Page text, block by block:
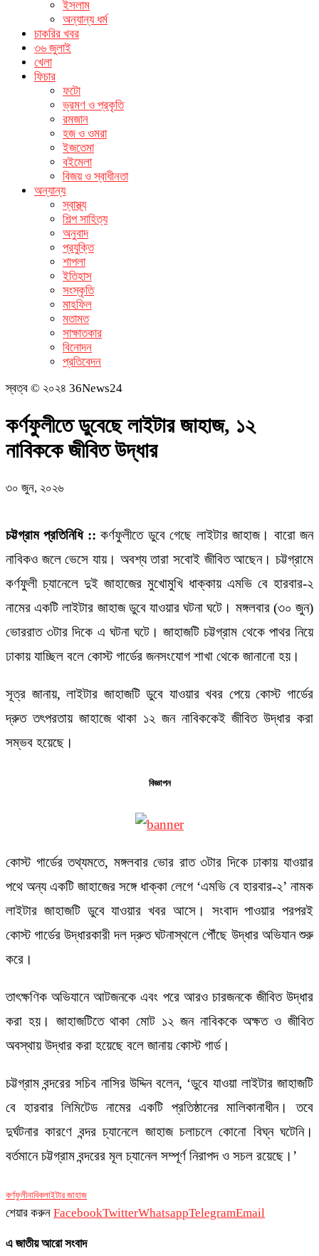
ইসলাম
অন্যান্য ধর্ম
চাকরির খবর
৩৬ জুলাই
খেলা
ফিচার
ফটো
ভ্রমণ ও প্রকৃতি
রমজান
হজ ও ওমরা
ইজতেমা
বইমেলা
বিজয় ও স্বাধীনতা
অন্যান্য
স্বাস্থ্য
শিল্প সাহিত্য
অনুবাদ
প্রযুক্তি
শাপলা
ইতিহাস
সংস্কৃতি
মাহফিল
মতামত
সাক্ষাতকার
বিনোদন
প্রতিবেদন
স্বত্ব © ২০২৪ 36News24
কর্ণফুলীতে ডুবেছে লাইটার জাহাজ, ১২
নাবিককে জীবিত উদ্ধার
৩০ জুন, ২০২৬
চট্টগ্রাম প্রতিনিধি :: কর্ণফুলীতে ডুবে গেছে লাইটার জাহাজ। বারো জন
নাবিকও জলে ভেসে যায়। অবশ্য তারা সবােই জীবিত আছেন। চট্টগ্রামে
কর্ণফুলী চ্যানেলে দুই জাহাজের মুখোমুখি ধাক্কায় এমভি বে হারবার-২
নামের একটি লাইটার জাহাজ ডুবে যাওয়ার ঘটনা ঘটে। মঙ্গলবার (৩০ জুন)
ভোররাত ৩টার দিকে এ ঘটনা ঘটে। জাহাজটি চট্টগ্রাম থেকে পাথর নিয়ে
ঢাকায় যাচ্ছিল বলে কোস্ট গার্ডের জনসংযোগ শাখা থেকে জানানো হয়।
সূত্র জানায়, লাইটার জাহাজটি ডুবে যাওয়ার খবর পেয়ে কোস্ট গার্ডের
দ্রুত তৎপরতায় জাহাজে থাকা ১২ জন নাবিককেই জীবিত উদ্ধার করা
সম্ভব হয়েছে।
বিজ্ঞাপন
কোস্ট গার্ডের তথ্যমতে, মঙ্গলবার ভোর রাত ৩টার দিকে ঢাকায় যাওয়ার
পথে অন্য একটি জাহাজের সঙ্গে ধাক্কা লেগে ‘এমভি বে হারবার-২’ নামক
লাইটার জাহাজটি ডুবে যাওয়ার খবর আসে। সংবাদ পাওয়ার পরপরই
কোস্ট গার্ডের উদ্ধারকারী দল দ্রুত ঘটনাস্থলে পৌঁছে উদ্ধার অভিযান শুরু
করে।
তাৎক্ষণিক অভিযানে আটজনকে এবং পরে আরও চারজনকে জীবিত উদ্ধার
করা হয়। জাহাজটিতে থাকা মোট ১২ জন নাবিককে অক্ষত ও জীবিত
অবস্থায় উদ্ধার করা হয়েছে বলে জানায় কোস্ট গার্ড।
চট্টগ্রাম বন্দরের সচিব নাসির উদ্দিন বলেন, ‘ডুবে যাওয়া লাইটার জাহাজটি
বে হারবার লিমিটেড নামের একটি প্রতিষ্ঠানের মালিকানাধীন। তবে
দুর্ঘটনার কারণে বন্দর চ্যানেলে জাহাজ চলাচলে কোনো বিঘ্ন ঘটেনি।
বর্তমানে চট্টগ্রাম বন্দরের মূল চ্যানেল সম্পূর্ণ নিরাপদ ও সচল রয়েছে।’
কর্ণফুলীনাবিকলাইটার জাহাজ
শেয়ার করুন FacebookTwitterWhatsappTelegramEmail
এ জাতীয় আরো সংবাদ